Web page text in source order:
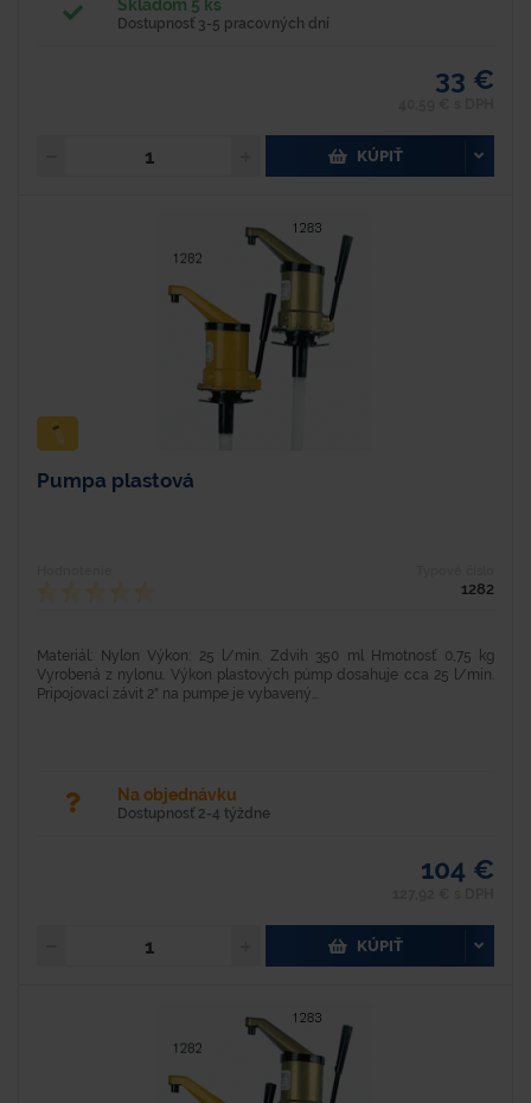
Skladom 5 ks
Dostupnosť 3-5 pracovných dní
33 €
KÚPIŤ
Pumpa plastová
1282
Materiál: Nylon Výkon: 25 l/min. Zdvih 350 ml Hmotnosť 0,75 kg
Vyrobená z nylonu. Výkon plastových púmp dosahuje cca 25 l/min.
Pripojovací závit 2" na pumpe je vybavený...
Na objednávku
Dostupnosť 2-4 týždne
104 €
KÚPIŤ